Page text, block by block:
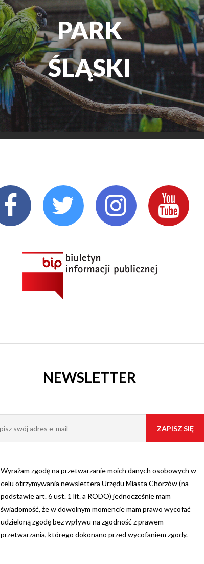
TEATR
ROZRYWKI
NEWSLETTER
Wyrażam zgodę na przetwarzanie moich danych osobowych w
celu otrzymywania newslettera Urzędu Miasta Chorzów (na
podstawie art. 6 ust. 1 lit. a RODO) jednocześnie mam
świadomość, że w dowolnym momencie mam prawo wycofać
udzieloną zgodę bez wpływu na zgodność z prawem
przetwarzania, którego dokonano przed wycofaniem zgody.